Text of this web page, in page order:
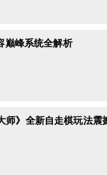
巅峰系统全解析
师》全新自走棋玩法震